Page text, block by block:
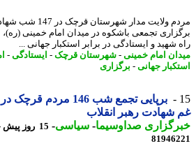
مردم ولایت مدار شهرستان
تجمعی باشکوه در میدان امام خمینی (ره)،
شهید و ایستادگی در برابر استکبار جهانی ...
امام خمینی-شهرستان قرچک -ایستادگی-امام
جهانی-برگزاری
برپایی تجمع شب 146 مردم
شهادت رهبر انقلاب
صداوسیما-سیاسی-15 روز پیش - شنبه 3 مرداد 1405، 07:45